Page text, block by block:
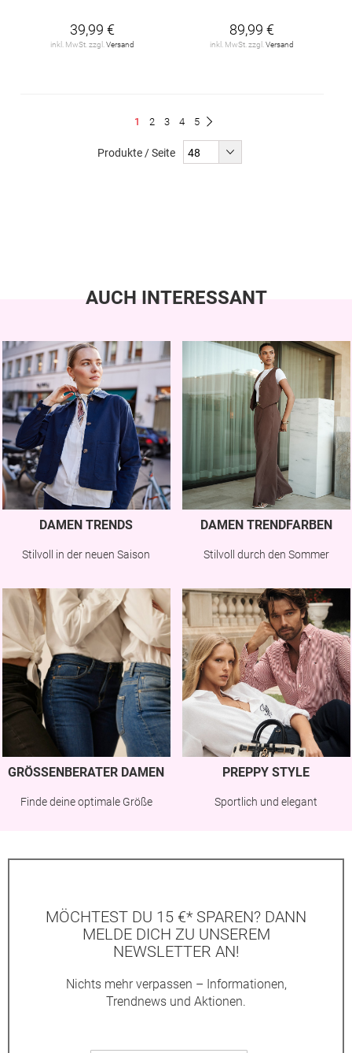
39,99 €
inkl. MwSt. zzgl. Versand
89,99 €
inkl. MwSt. zzgl. Versand
Du
1 Seite
2 Seite
3 Seite
4 Seite
5
Produkte / Seite
AUCH INTERESSANT
DAMEN TRENDS
Stilvoll in der neuen Saison
DAMEN TRENDFARBEN
Stilvoll durch den Sommer
GRÖSSENBERATER DAMEN
Finde deine optimale Größe
PREPPY STYLE
Sportlich und elegant
MÖCHTEST DU 15 €* SPAREN? DANN
MELDE DICH ZU UNSEREM
NEWSLETTER AN!
Nichts mehr verpassen – Informationen,
Trendnews und Aktionen.